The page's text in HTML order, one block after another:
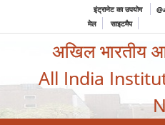
इंट्रानेट का उपयोग
मेल
साइटमैप
अखिल भारतीय
All India